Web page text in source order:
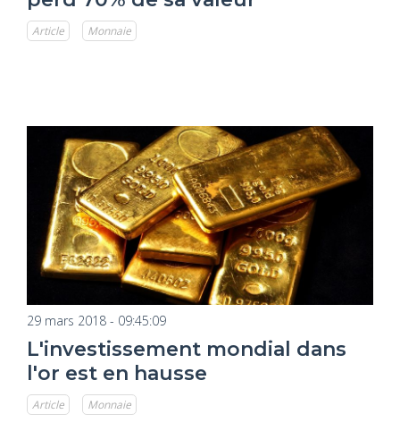
Article Monnaie
29 mars 2018 - 09:45:09
L'investissement mondial dans
l'or est en hausse
Article Monnaie